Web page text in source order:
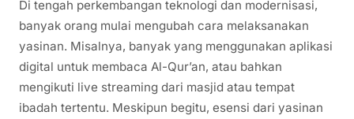
Di tengah perkembangan teknologi dan modernisasi,
banyak orang mulai mengubah cara melaksanakan
yasinan. Misalnya, banyak yang menggunakan aplikasi
digital untuk membaca Al-Qur’an, atau bahkan
mengikuti live streaming dari masjid atau tempat
ibadah tertentu. Meskipun begitu, esensi dari yasinan